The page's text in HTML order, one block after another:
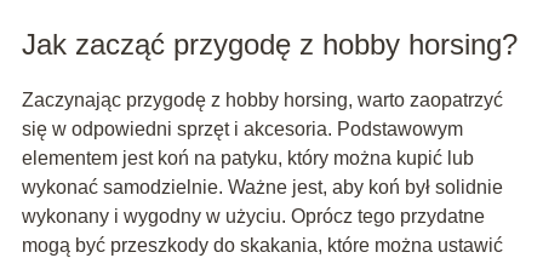
Jak zacząć przygodę z hobby horsing?
Zaczynając przygodę z hobby horsing, warto zaopatrzyć
się w odpowiedni sprzęt i akcesoria. Podstawowym
elementem jest koń na patyku, który można kupić lub
wykonać samodzielnie. Ważne jest, aby koń był solidnie
wykonany i wygodny w użyciu. Oprócz tego przydatne
mogą być przeszkody do skakania, które można ustawić